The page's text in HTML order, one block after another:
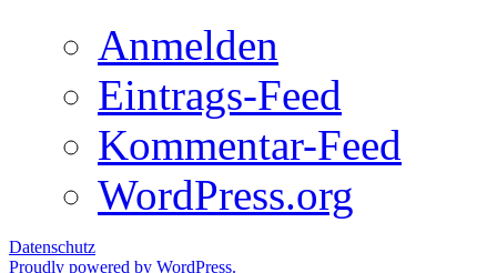
Anmelden
Eintrags-Feed
Kommentar-Feed
WordPress.org
Datenschutz
Proudly powered by WordPress.